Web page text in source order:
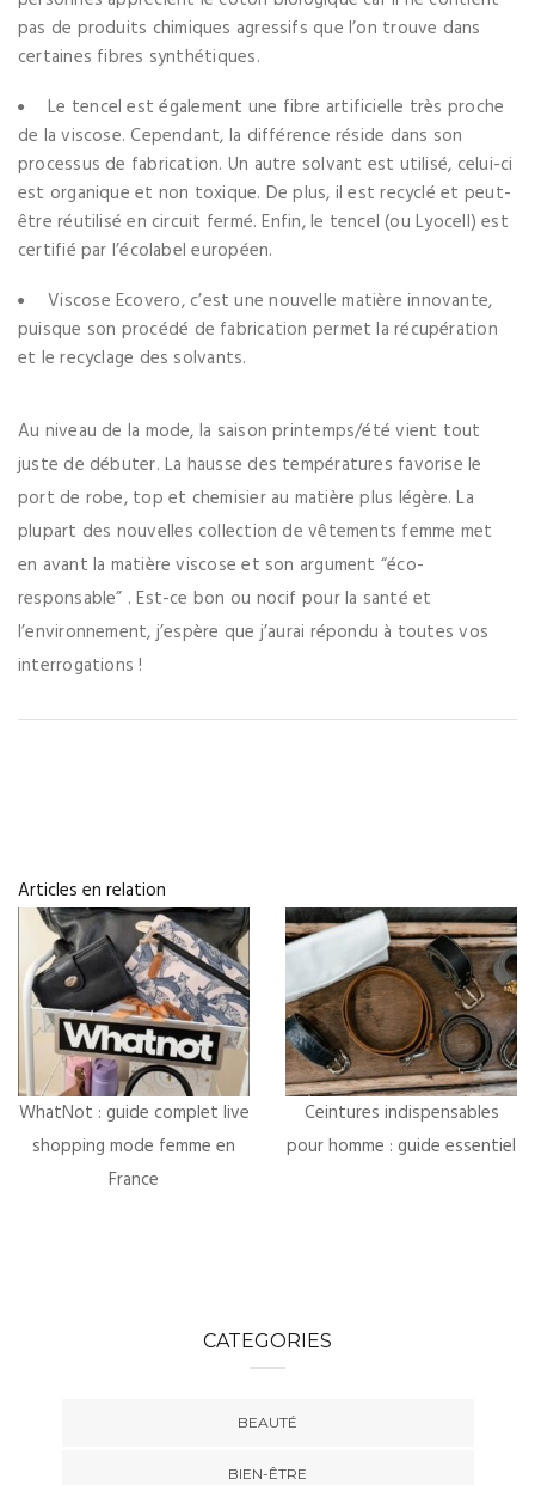
pas de produits chimiques agressifs que l’on trouve dans
certaines fibres synthétiques.
Le tencel est également une fibre artificielle très proche
de la viscose. Cependant, la différence réside dans son
processus de fabrication. Un autre solvant est utilisé, celui-ci
est organique et non toxique. De plus, il est recyclé et peut-
être réutilisé en circuit fermé. Enfin, le tencel (ou Lyocell) est
certifié par l’écolabel européen.
Viscose Ecovero, c’est une nouvelle matière innovante,
puisque son procédé de fabrication permet la récupération
et le recyclage des solvants.
Au niveau de la mode, la saison printemps/été vient tout
juste de débuter. La hausse des températures favorise le
port de robe, top et chemisier au matière plus légère. La
plupart des nouvelles collection de vêtements femme met
en avant la matière viscose et son argument “éco-
responsable” . Est-ce bon ou nocif pour la santé et
l’environnement, j’espère que j’aurai répondu à toutes vos
interrogations !
Articles en relation
WhatNot : guide complet live
shopping mode femme en
France
Ceintures indispensables
pour homme : guide essentiel
CATEGORIES
BEAUTÉ
BIEN-ÊTRE